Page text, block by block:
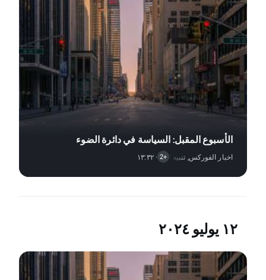
الأسبوع المقبل: السياسة في دائرة الضوء
اخبار الفوركس, تنبيه السوق,اخبار الأسهم +2 · ١٣:٣٢
١٢ يوليو ٢٠٢٤